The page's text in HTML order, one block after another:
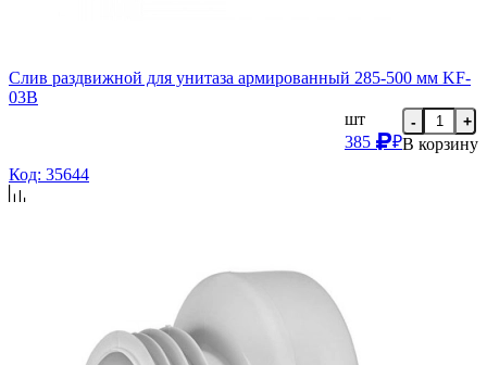
Слив раздвижной для унитаза армированный 285-500 мм KF-
03B
шт
385
₽
- +
В корзину
Код: 35644